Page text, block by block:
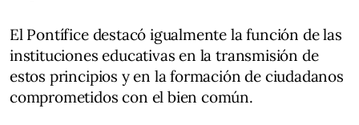
El Pontífice destacó igualmente la función de las
instituciones educativas en la transmisión de
estos principios y en la formación de ciudadanos
comprometidos con el bien común.